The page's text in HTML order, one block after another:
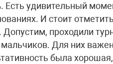
Есть удивительный
И стоит
проходили
Для них
была